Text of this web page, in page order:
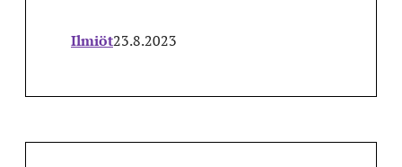
Ilmiöt23.8.2023